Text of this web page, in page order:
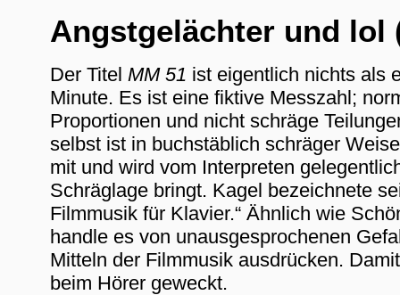
Angstgelächter und lol
Der Titel MM 51 ist eigentlich nichts als
Minute. Es ist eine fiktive Messzahl;
Proportionen und nicht schräge
selbst ist in buchstäblich schräger
mit und wird vom Interpreten
Schräglage bringt. Kagel bezeichnete
Filmmusik für Klavier.“ Ähnlich wie
handle es von unausgesprochenen
Mitteln der Filmmusik ausdrücken.
beim Hörer geweckt.